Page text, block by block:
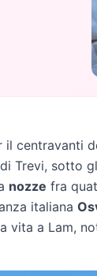
il centravanti
Trevi, sotto
nozze fra
italiana
vita a Lam,